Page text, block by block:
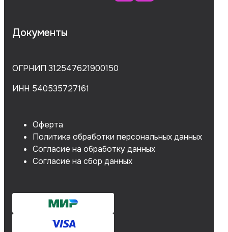
Документы
ОГРНИП 312547621900150
ИНН 540535727161
Оферта
Политика обработки персональных данных
Согласие на обработку данных
Согласие на сбор данных